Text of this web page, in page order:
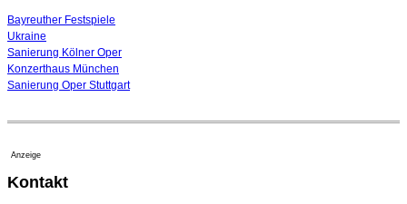
Bayreuther Festspiele
Ukraine
Sanierung Kölner Oper
Konzerthaus München
Sanierung Oper Stuttgart
Anzeige
Kontakt